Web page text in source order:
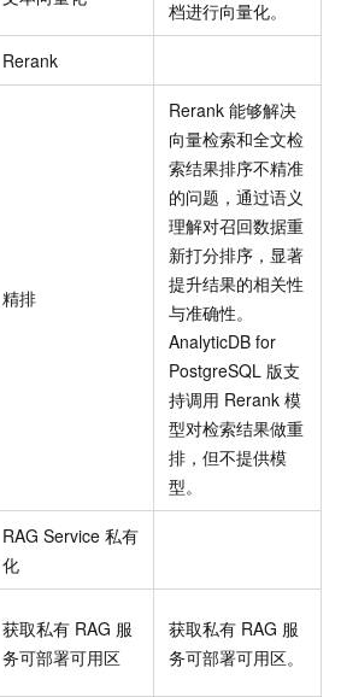
档进行向量化。
Rerank
精排
Rerank 能够解决
向量检索和全文检
索结果排序不精准
的问题，通过语义
理解对召回数据重
新打分排序，显著
提升结果的相关性
与准确性。
AnalyticDB for
PostgreSQL 版支
持调用 Rerank 模
型对检索结果做重
排，但不提供模
型。
RAG Service 私有
化
获取私有 RAG 服
务可部署可用区
获取私有 RAG 服
务可部署可用区。